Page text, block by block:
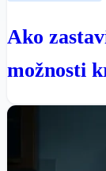
Ako
možnosti